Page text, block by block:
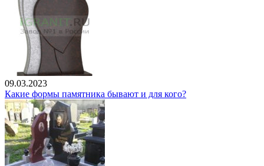
09.03.2023
Какие формы памятника бывают и для кого?